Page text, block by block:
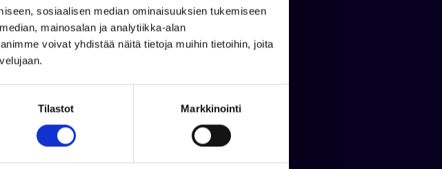
sosiaalisen median ominaisuuksien tukemiseen
mainosalan ja analytiikka-alan
voivat yhdistää näitä tietoja muihin tietoihin, joita
Tilastot Markkinointi